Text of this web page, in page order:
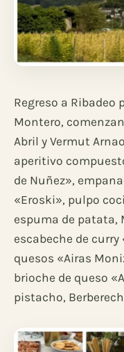
Regreso a Ribadeo
Montero,
Abril y Vermut
aperitivo
de Nuñez»,
«Eroski», pulpo
espuma de patata,
escabeche de
quesos «Airas
brioche de queso
pistacho,